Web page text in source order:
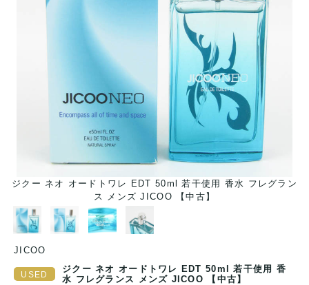
ジクー ネオ オードトワレ EDT 50ml 若干使用 香水 フレグラン
ス メンズ JICOO 【中古】
JICOO
ジクー ネオ オードトワレ EDT 50ml 若干使用 香
水 フレグランス メンズ JICOO 【中古】